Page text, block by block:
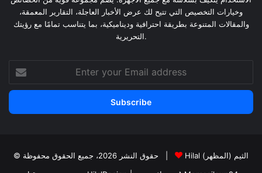
وخيارات التخصيص التي تتيح لك عرض الأخبار العاجلة، التقارير المعمقة،
والمقالات المتنوعة بطريقة احترافية وديناميكية، بما يتناسب تمامًا مع رؤيتك
التحريرية.
your
Email
Hilal الثيم (المظهر)